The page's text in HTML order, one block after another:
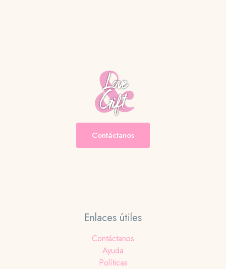
Contáctanos
Enlaces útiles
Contáctanos
Ayuda
Políticas